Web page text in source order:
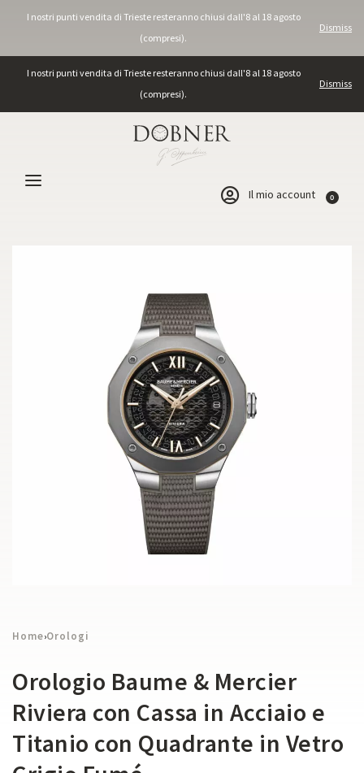
I nostri punti vendita di Trieste resteranno chiusi dall'8 al 18 agosto
(compresi).
Dismiss
I nostri punti vendita di Trieste resteranno chiusi dall'8 al 18 agosto
(compresi).
Dismiss
Il mio account 0
Home›Orologi
Orologio Baume & Mercier
Riviera con Cassa in Acciaio e
Titanio con Quadrante in Vetro